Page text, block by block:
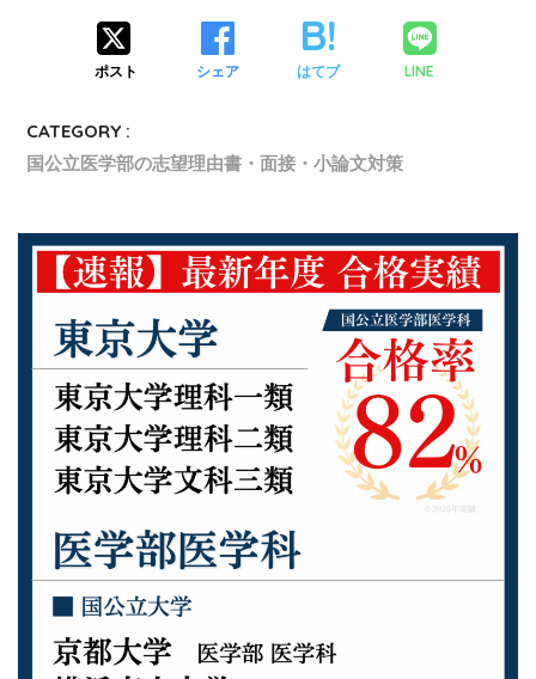
ポスト シェア はてブ LINE
CATEGORY :
国公立医学部の志望理由書・面接・小論文対策